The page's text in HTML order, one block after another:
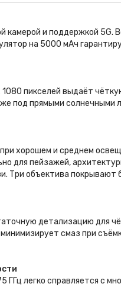
и поддержкой 5G.
на 5000 мАч
пикселей выдаёт
под прямыми солнечными
хорошем и среднем
для пейзажей,
Три объектива
детализацию для
смаз при
ГГц легко справляется с